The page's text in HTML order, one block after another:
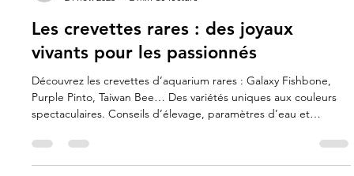
24 nov. 2025
2 min de lecture
Les crevettes rares : des joyaux
vivants pour les passionnés
Découvrez les crevettes d’aquarium rares : Galaxy Fishbone,
spectaculaires. Conseils d’élevage, paramètres d’eau et
alimentation pour préserver ces joyaux vivants